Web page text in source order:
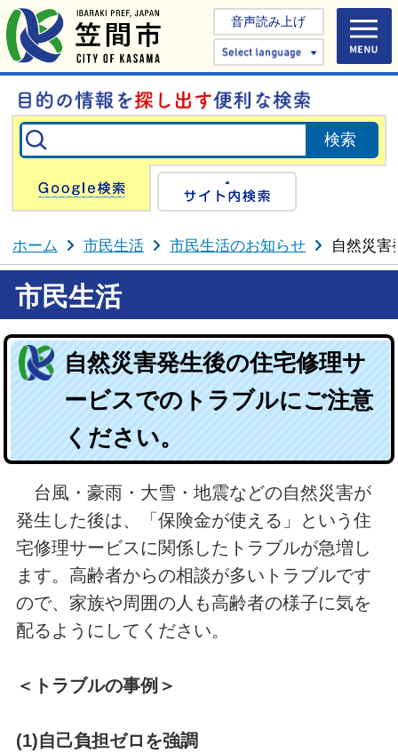
音声読み上げ
Select
Google検索
ホーム 市民生活 市民生活のお知らせ 自然災害
市民生活
自然災害発生後の住宅修理サ
ービスでのトラブルにご注意
ください。
台風・豪雨・大雪・地震などの自然災害が
発生した後は、「保険金が使える」という住
宅修理サービスに関係したトラブルが急増し
ます。高齢者からの相談が多いトラブルです
ので、家族や周囲の人も高齢者の様子に気を
配るようにしてください。
＜トラブルの事例＞
(1)自己負担ゼロを強調